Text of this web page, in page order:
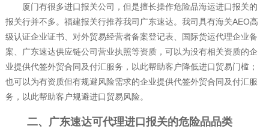
厦门有很多进口报关公司，但是擅长操作危险品海运进口报关的
报关行并不多。福建报关行推荐我司广东速达。我司具有海关AEO高
级认证企业证书、对外贸易经营者备案登记表、国际货运代理企业备
案、广东速达供应链公司营业执照等资质，可以为没有相关资质的企
业提供代签外贸合同及付汇服务，以此帮助客户降低进口贸易门槛；
也可以为有资质但有规避风险需求的企业提供代签外贸合同及付汇服
务，以此帮助客户规避进口贸易风险。
二、广东速达可代理进口报关的危险品品类